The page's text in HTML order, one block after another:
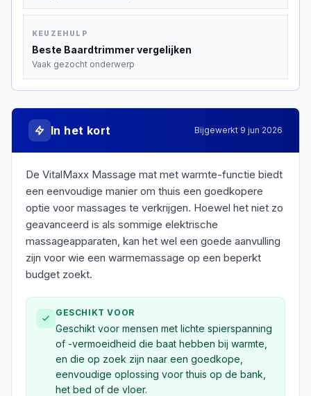
KEUZEHULP
Beste Baardtrimmervergelijken
Vaak gezocht onderwerp
In het kort Bijgewerkt 9 jun 2026
De VitalMaxx Massage mat met warmte-functie biedt
een eenvoudige manier om thuis een goedkopere
optie voor massages te verkrijgen. Hoewel het niet zo
geavanceerd is als sommige elektrische
massageapparaten, kan het wel een goede aanvulling
zijn voor wie een warmemassage op een beperkt
budget zoekt.
GESCHIKT VOOR
Geschikt voor mensen met lichte spierspanning
of -vermoeidheid die baat hebben bij warmte,
en die op zoek zijn naar een goedkope,
eenvoudige oplossing voor thuis op de bank,
het bed of de vloer.